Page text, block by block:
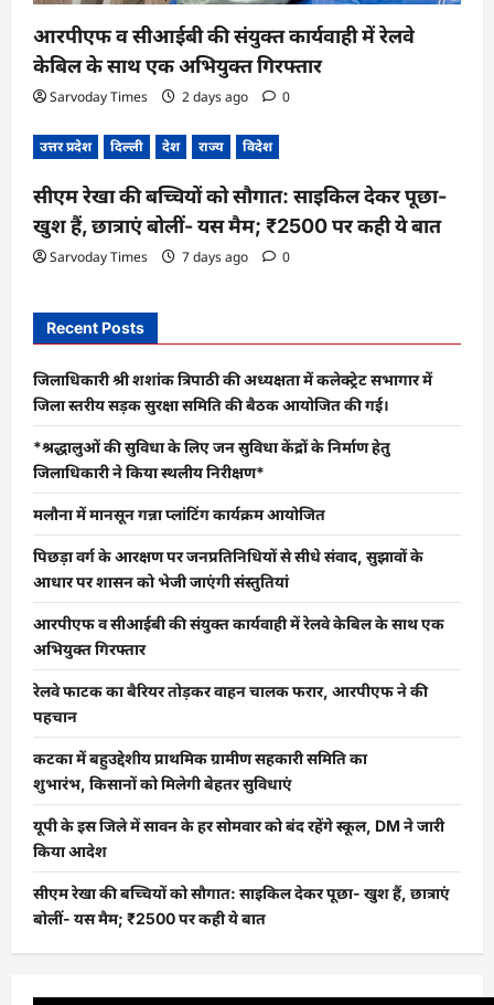
आरपीएफ व सीआईबी की संयुक्त कार्यवाही में रेलवे
केबिल के साथ एक अभियुक्त गिरफ्तार
Sarvoday Times 2 days ago 0
उत्तर प्रदेश दिल्ली देश राज्य विदेश
सीएम रेखा की बच्चियों को सौगात: साइकिल देकर पूछा-
खुश हैं, छात्राएं बोलीं- यस मैम; ₹2500 पर कही ये बात
Sarvoday Times 7 days ago 0
Recent Posts
जिलाधिकारी श्री शशांक त्रिपाठी की अध्यक्षता में कलेक्ट्रेट सभागार में
जिला स्तरीय सड़क सुरक्षा समिति की बैठक आयोजित की गई।
*श्रद्धालुओं की सुविधा के लिए जन सुविधा केंद्रों के निर्माण हेतु
जिलाधिकारी ने किया स्थलीय निरीक्षण*
मलौना में मानसून गन्ना प्लांटिंग कार्यक्रम आयोजित
पिछड़ा वर्ग के आरक्षण पर जनप्रतिनिधियों से सीधे संवाद, सुझावों के
आधार पर शासन को भेजी जाएंगी संस्तुतियां
आरपीएफ व सीआईबी की संयुक्त कार्यवाही में रेलवे केबिल के साथ एक
अभियुक्त गिरफ्तार
रेलवे फाटक का बैरियर तोड़कर वाहन चालक फरार, आरपीएफ ने की
पहचान
कटका में बहुउद्देशीय प्राथमिक ग्रामीण सहकारी समिति का
शुभारंभ, किसानों को मिलेगी बेहतर सुविधाएं
यूपी के इस जिले में सावन के हर सोमवार को बंद रहेंगे स्कूल, DM ने जारी
किया आदेश
सीएम रेखा की बच्चियों को सौगात: साइकिल देकर पूछा- खुश हैं, छात्राएं
बोलीं- यस मैम; ₹2500 पर कही ये बात